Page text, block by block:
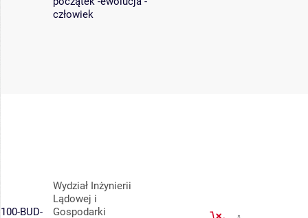
człowiek
100-BUD-
Wydział Inżynierii
Lądowej i
Gospodarki